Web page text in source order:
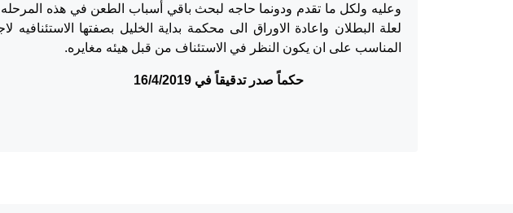
وعليه ولكل ما تقدم ودونما حاجه لبحث باقي أسباب الطعن في هذه
لعلة البطلان واعادة الاوراق الى محكمة بداية الخليل بصفتها الاستئنافيه
المناسب على ان يكون النظر في الاستئناف من قبل هيئه مغايره.
حكماً صدر تدقيقاً في 16/4/2019